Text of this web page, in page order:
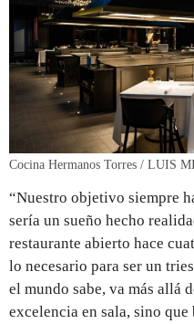
Cocina Hermanos Torres / LUIS
“Nuestro objetivo siempre
sería un sueño hecho
restaurante abierto hace
lo necesario para ser un
el mundo sabe, va más allá
excelencia en sala, sino que